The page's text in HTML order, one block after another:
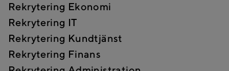
Rekrytering Ekonomi
Rekrytering IT
Rekrytering Kundtjänst
Rekrytering Finans